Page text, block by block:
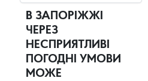
В ЗАПОРІЖЖІ
ЧЕРЕЗ
НЕСПРИЯТЛИВІ
ПОГОДНІ УМОВИ
МОЖЕ